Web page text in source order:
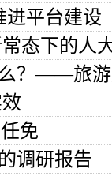
进平台建设
态下的人
？——旅
免
调研报告